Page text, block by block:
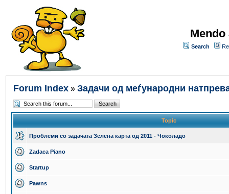
Search
Forum Index » Задачи од меѓународни
Topic
Проблеми со задачата Зелена карта од 2011 - Чоколадо
Zadaca Piano
Startup
Pawns